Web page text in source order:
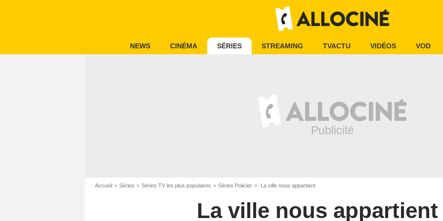
NEWS CINÉMA SÉRIES STREAMING TVACTU VIDÉOS VOD
Accueil Séries Séries TV les plus populaires Séries Policier La ville nous appartient
La ville nous appartient